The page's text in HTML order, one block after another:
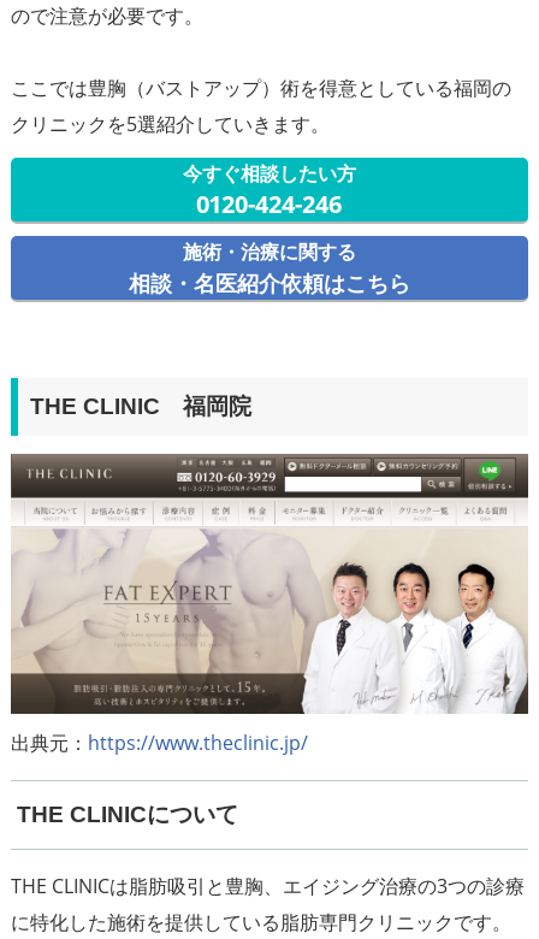
ので注意が必要です。
ここでは豊胸（バストアップ）術を得意としている福岡の
今すぐ相談したい方
0120-424-246
施術・治療に関する
相談・名医紹介依頼はこちら
THE CLINIC 福岡院
出典元： https://www.theclinic.jp/
THE CLINICについて
THE CLINICは脂肪吸引と豊胸、エイジング治療の3つの診療
に特化した施術を提供している脂肪専門クリニックです。